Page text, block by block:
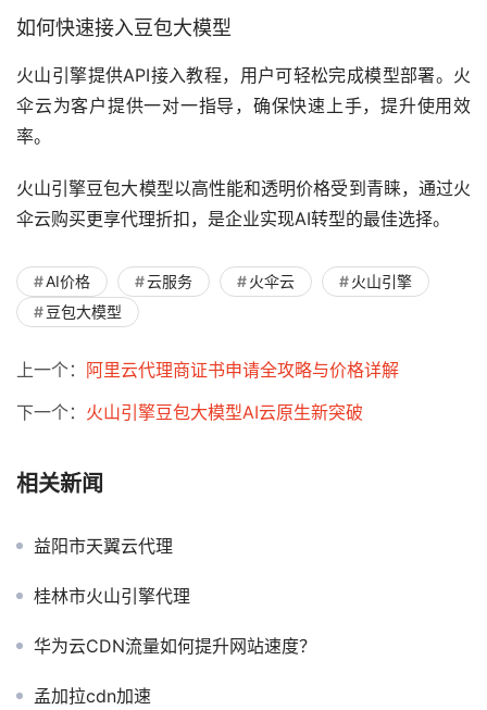
如何快速接入豆包大模型
火山引擎提供API接入教程，用户可轻松完成模型部署。火
伞云为客户提供一对一指导，确保快速上手，提升使用效
率。
火山引擎豆包大模型以高性能和透明价格受到青睐，通过火
伞云购买更享代理折扣，是企业实现AI转型的最佳选择。
AI价格 云服务 火伞云
火山引擎
豆包大模型
上一个： 阿里云代理商证书申请全攻略与价格详解
下一个： 火山引擎豆包大模型AI云原生新突破
相关新闻
益阳市天翼云代理
桂林市火山引擎代理
华为云CDN流量如何提升网站速度？
孟加拉cdn加速